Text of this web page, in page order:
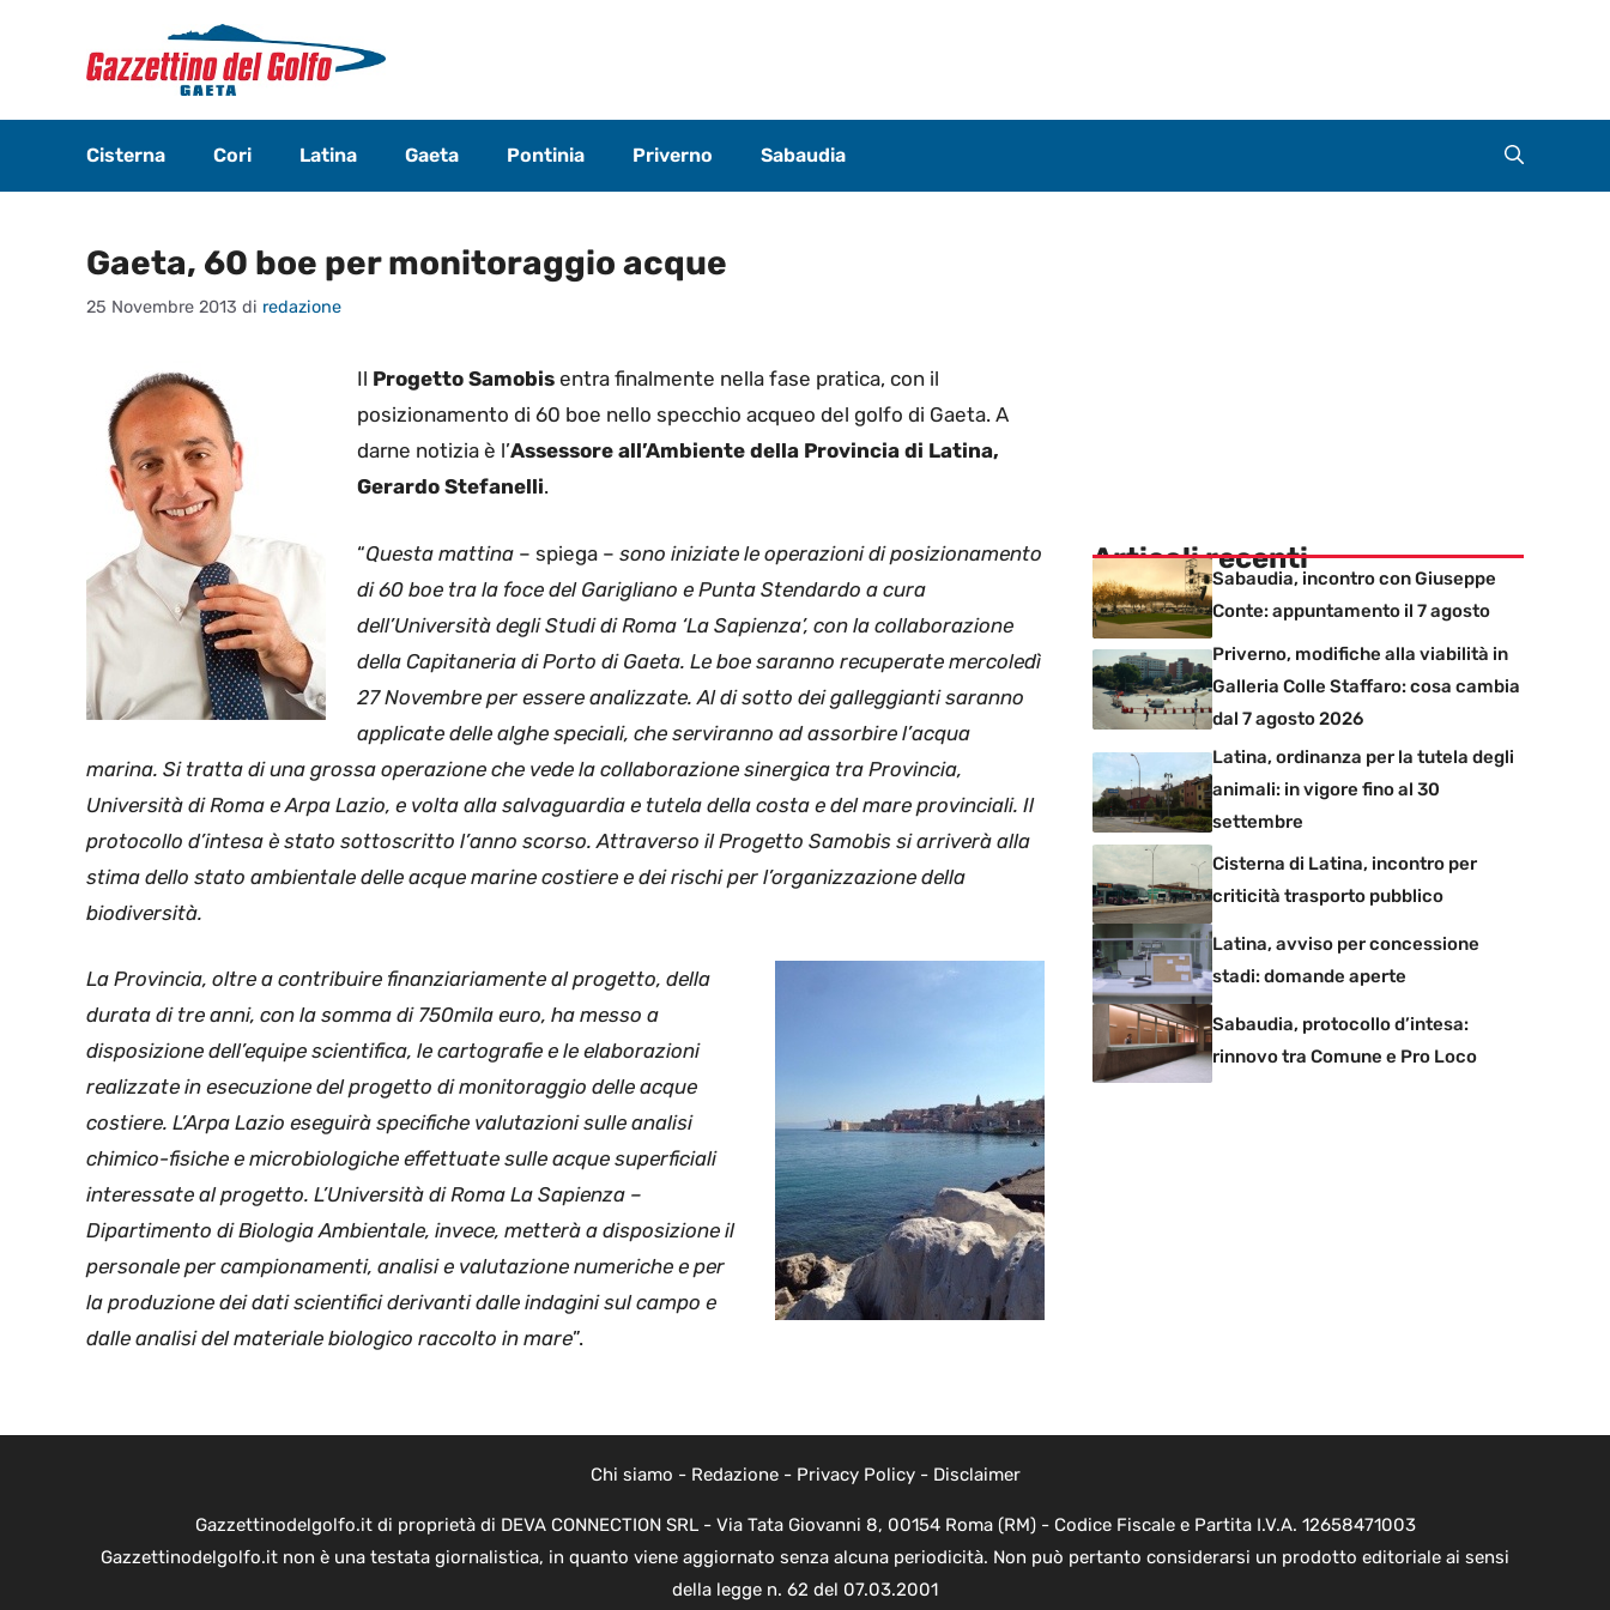
contenuto
Cisterna Cori Latina Gaeta Pontinia Priverno Sabaudia
Gaeta, 60 boe per monitoraggio acque
25 Novembre 2013 di redazione
Il Progetto Samobisentra finalmente nella fase pratica, con il
posizionamento di 60 boe nello specchio acqueo del golfo di Gaeta. A
darne notizia è l’Assessore all’Ambiente della Provincia di Latina,
Gerardo Stefanelli.
“Questa mattina– spiega – sono iniziate le operazioni di posizionamento
di 60 boe tra la foce del Garigliano e Punta Stendardo a cura
dell’Università degli Studi di Roma ‘La Sapienza’, con la collaborazione
della Capitaneria di Porto di Gaeta. Le boe saranno recuperate mercoledì
27 Novembre per essere analizzate. Al di sotto dei galleggianti saranno
applicate delle alghe speciali, che serviranno ad assorbire l’acqua
marina. Si tratta di una grossa operazione che vede la collaborazione sinergica tra Provincia,
Università di Roma e Arpa Lazio, e volta alla salvaguardia e tutela della costa e del mare provinciali. Il
protocollo d’intesa è stato sottoscritto l’anno scorso. Attraverso il Progetto Samobis si arriverà alla
stima dello stato ambientale delle acque marine costiere e dei rischi per l’organizzazione della
biodiversità.
La Provincia, oltre a contribuire finanziariamente al progetto, della
durata di tre anni, con la somma di 750mila euro, ha messo a
disposizione dell’equipe scientifica, le cartografie e le elaborazioni
realizzate in esecuzione del progetto di monitoraggio delle acque
costiere. L’Arpa Lazio eseguirà specifiche valutazioni sulle analisi
chimico-fisiche e microbiologiche effettuate sulle acque superficiali
interessate al progetto. L’Università di Roma La Sapienza –
Dipartimento di Biologia Ambientale, invece, metterà a disposizione il
personale per campionamenti, analisi e valutazione numeriche e per
la produzione dei dati scientifici derivanti dalle indagini sul campo e
dalle analisi del materiale biologico raccolto in mare”.
Articoli recenti
Sabaudia, incontro con Giuseppe
Conte: appuntamento il 7 agosto
Priverno, modifiche alla viabilità in
Galleria Colle Staffaro: cosa cambia
dal 7 agosto 2026
Latina, ordinanza per la tutela degli
animali: in vigore fino al 30
settembre
Cisterna di Latina, incontro per
criticità trasporto pubblico
Latina, avviso per concessione
stadi: domande aperte
Sabaudia, protocollo d’intesa:
rinnovo tra Comune e Pro Loco
Chi siamo - Redazione- Privacy Policy- Disclaimer
Gazzettinodelgolfo.it di proprietà di DEVA CONNECTION SRL - Via Tata Giovanni 8, 00154 Roma (RM) - Codice Fiscale e Partita I.V.A. 12658471003
Gazzettinodelgolfo.it non è una testata giornalistica, in quanto viene aggiornato senza alcuna periodicità. Non può pertanto considerarsi un prodotto editoriale ai sensi
della legge n. 62 del 07.03.2001